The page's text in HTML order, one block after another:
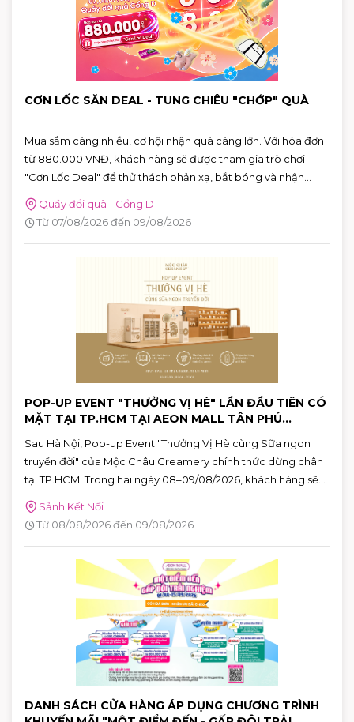
CƠN LỐC SĂN DEAL - TUNG CHIÊU "CHỚP" QUÀ
Mua sắm càng nhiều, cơ hội nhận quà càng lớn. Với hóa đơn
từ 880.000 VNĐ, khách hàng sẽ được tham gia trò chơi
"Cơn Lốc Deal" để thử thách phản xạ, bắt bóng và nhận
ngay những phần quà hấp dẫn tại AEON MALL Tân Phú
Celadon.
Quầy đổi quà - Cổng D
Từ 07/08/2026 đến 09/08/2026
POP-UP EVENT "THƯỞNG VỊ HÈ" LẦN ĐẦU TIÊN CÓ
MẶT TẠI TP.HCM TẠI AEON MALL TÂN PHÚ
Sau Hà Nội, Pop-up Event "Thưởng Vị Hè cùng Sữa ngon
truyền đời" của Mộc Châu Creamery chính thức dừng chân
tại TP.HCM. Trong hai ngày 08–09/08/2026, khách hàng sẽ
có cơ hội khám phá những hương vị mùa hè độc đáo, tham
gia nhiều hoạt động tương tác thú vị và nhận quà tặng phiên
bản giới hạn tại AEON MALL Tân Phú Celadon.
Sảnh Kết Nối
Từ 08/08/2026 đến 09/08/2026
DANH SÁCH CỬA HÀNG ÁP DỤNG CHƯƠNG TRÌNH